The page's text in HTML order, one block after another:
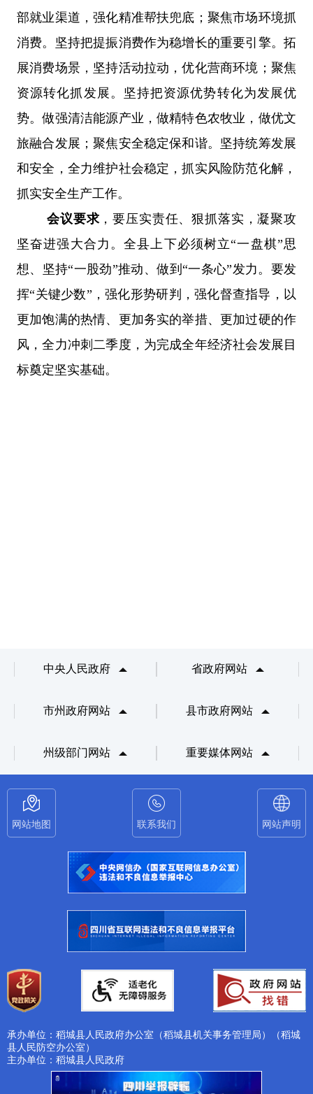
部就业渠道，强化精准帮扶兜底；聚焦市场环境抓
消费。坚持把提振消费作为稳增长的重要引擎。拓
展消费场景，坚持活动拉动，优化营商环境；聚焦
资源转化抓发展。坚持把资源优势转化为发展优
势。做强清洁能源产业，做精特色农牧业，做优文
旅融合发展；聚焦安全稳定保和谐。坚持统筹发展
和安全，全力维护社会稳定，抓实风险防范化解，
抓实安全生产工作。
会议要求 ，要压实责任、狠抓落实，凝聚攻
坚奋进强大合力。全县上下必须树立“一盘棋”思
想、坚持“一股劲”推动、做到“一条心”发力。要发
挥“关键少数”，强化形势研判，强化督查指导，以
更加饱满的热情、更加务实的举措、更加过硬的作
风，全力冲刺二季度，为完成全年经济社会发展目
标奠定坚实基础。
中央人民政府 省政府网站
市州政府网站 县市政府网站
州级部门网站 重要媒体网站
网站地图 联系我们 网站声明
承办单位：稻城县人民政府办公室（稻城县机关事务管理局）（稻城
县人民防空办公室）
主办单位：稻城县人民政府